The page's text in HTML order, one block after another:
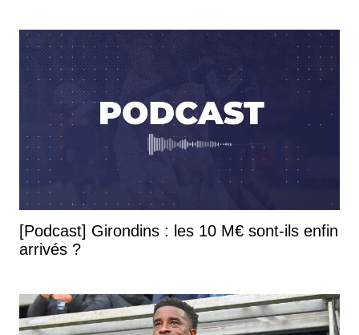
[Podcast] Girondins : les 10 M€ sont-ils enfin
arrivés ?